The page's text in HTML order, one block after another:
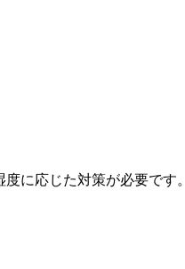
に応じた対策が必要です。